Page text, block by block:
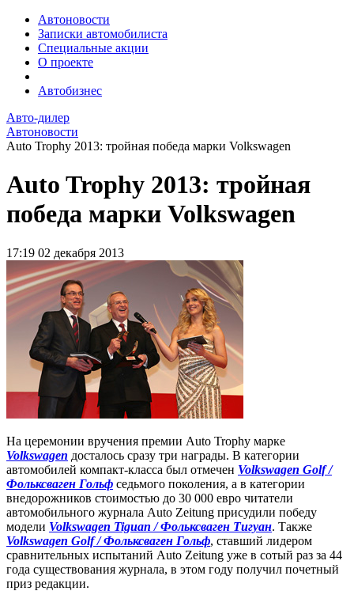
Автоновости
Записки автомобилиста
Специальные акции
О проекте
Автобизнес
Авто-дилер
Автоновости
Auto Trophy 2013: тройная победа марки Volkswagen
Auto Trophy 2013: тройная
победа марки Volkswagen
17:19 02 декабря 2013
На церемонии вручения премии Auto Trophy марке
Volkswagen досталось сразу три награды. В категории
автомобилей компакт-класса был отмечен Volkswagen Golf /
Фольксваген Гольф седьмого поколения, а в категории
внедорожников стоимостью до 30 000 евро читатели
автомобильного журнала Auto Zeitung присудили победу
модели Volkswagen Tiguan / Фольксваген Тигуан. Также
Volkswagen Golf / Фольксваген Гольф, ставший лидером
сравнительных испытаний Auto Zeitung уже в сотый раз за 44
года существования журнала, в этом году получил почетный
приз редакции.